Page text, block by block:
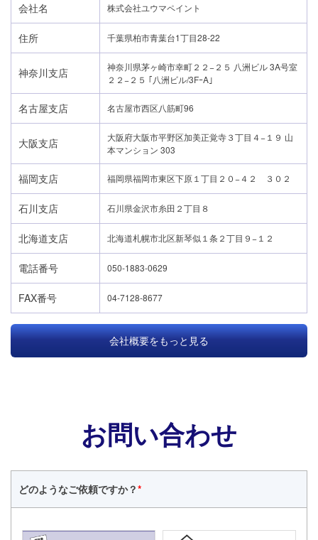
会社名 株式会社ユウマペイント
住所 千葉県柏市青葉台1丁目28-22
神奈川支店
神奈川県茅ヶ崎市幸町２２−２５ 八洲ビル 3A号室
２２−２５ ｢八洲ビル/3FｰA｣
名古屋支店 名古屋市西区八筋町96
大阪支店
大阪府大阪市平野区加美正覚寺３丁目４−１９ 山
本マンション 303
福岡支店 福岡県福岡市東区下原１丁目２０−４２ ３０２
石川支店 石川県金沢市糸田２丁目８
北海道支店 北海道札幌市北区新琴似１条２丁目９−１２
電話番号 050-1883-0629
FAX番号 04-7128-8677
会社概要をもっと見る
お問い合わせ
どのようなご依頼ですか？*